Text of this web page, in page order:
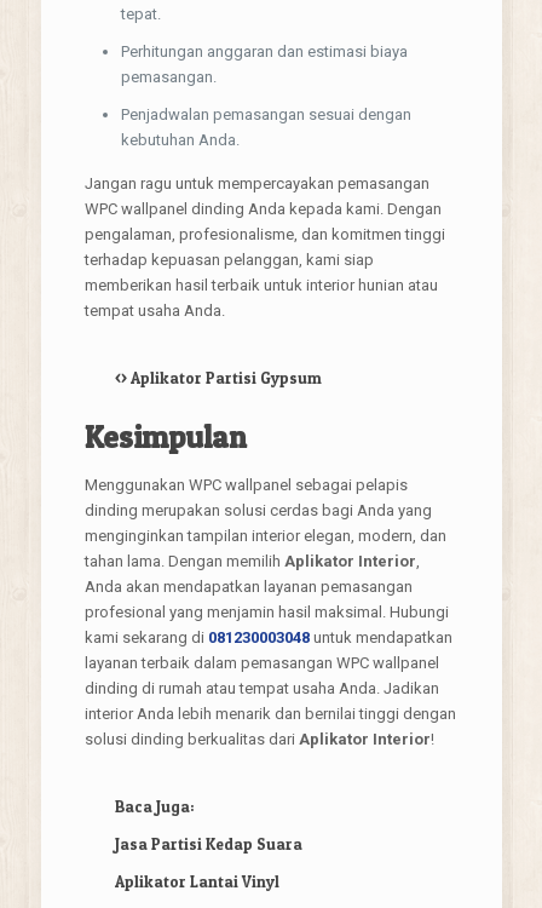
tepat.
Perhitungan anggaran dan estimasi biaya
pemasangan.
Penjadwalan pemasangan sesuai dengan
kebutuhan Anda.
Jangan ragu untuk mempercayakan pemasangan
WPC wallpanel dinding Anda kepada kami. Dengan
pengalaman, profesionalisme, dan komitmen tinggi
terhadap kepuasan pelanggan, kami siap
memberikan hasil terbaik untuk interior hunian atau
tempat usaha Anda.
<>Aplikator Partisi Gypsum
Kesimpulan
Menggunakan WPC wallpanel sebagai pelapis
dinding merupakan solusi cerdas bagi Anda yang
menginginkan tampilan interior elegan, modern, dan
tahan lama. Dengan memilih Aplikator Interior,
Anda akan mendapatkan layanan pemasangan
profesional yang menjamin hasil maksimal. Hubungi
kami sekarang di 081230003048untuk mendapatkan
layanan terbaik dalam pemasangan WPC wallpanel
dinding di rumah atau tempat usaha Anda. Jadikan
interior Anda lebih menarik dan bernilai tinggi dengan
solusi dinding berkualitas dari Aplikator Interior!
Baca Juga:
Jasa Partisi Kedap Suara
Aplikator Lantai Vinyl